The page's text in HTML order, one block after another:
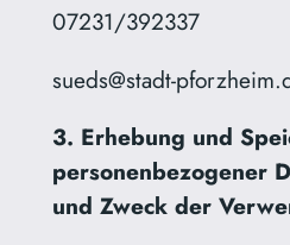
07231/392337
sueds@stadt-
3. Erhebung und
personenbezogener
und Zweck der